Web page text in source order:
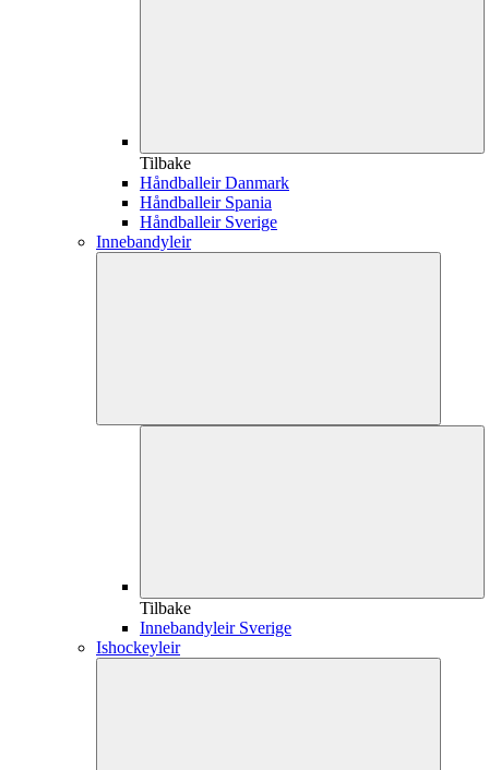
Tilbake
Håndballeir Danmark
Håndballeir Spania
Håndballeir Sverige
Innebandyleir
Tilbake
Innebandyleir Sverige
Ishockeyleir